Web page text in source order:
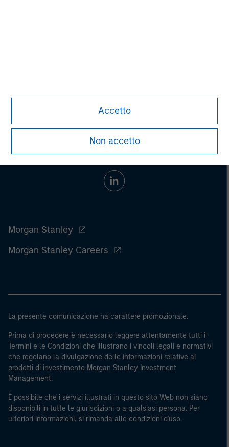
Accetto
Non accetto
Morgan Stanley
Morgan Stanley Careers
La presente comunicazione ha carattere promozionale.
Prima di procedere è necessario leggere attentamente tutti i
Termini e le Condizioni che illustrano i vincoli legali e normativi
che regolano la divulgazione delle informazioni relative ai
prodotti di investimento Morgan Stanley Investment
Management.
È possibile che i servizi illustrati in questo sito Web non siano
disponibili in tutte le giurisdizioni o a qualsiasi persona. Per
ulteriori informazioni, si rimanda alle condizioni d'uso.